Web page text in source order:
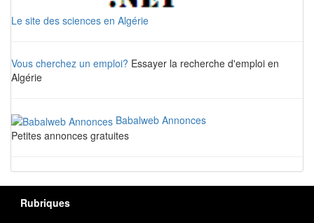
Le site des sciences en Algérie
Vous cherchez un emploi? Essayer la recherche d'emploi en
Algérie
Babalweb Annonces
Petites annonces gratuites
Rubriques